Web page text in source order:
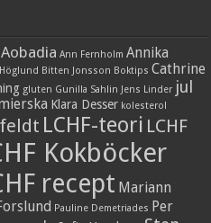
Ann Fernholm Annika
Bitten Jonsson Boktips Cathrine
gluten Gunilla Sahlin Jens Linder jul
Klara Desser kolesterol
LCHF-teori LCHF
Kokböcker
recept Mariann
Pauline Demetriades Per